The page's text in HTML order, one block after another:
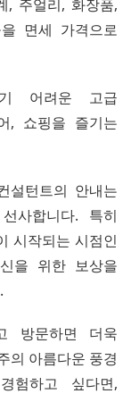
, 주얼리, 화장품,
면세 가격으로
어려운 고급
, 쇼핑을 즐기는
설턴트의 안내는
사합니다. 특히
시작되는 시점인
을 위한 보상을
방문하면 더욱
의 아름다운 풍경
험하고 싶다면,